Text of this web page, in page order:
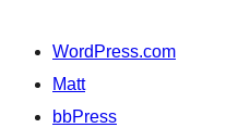
WordPress.com
Matt
bbPress